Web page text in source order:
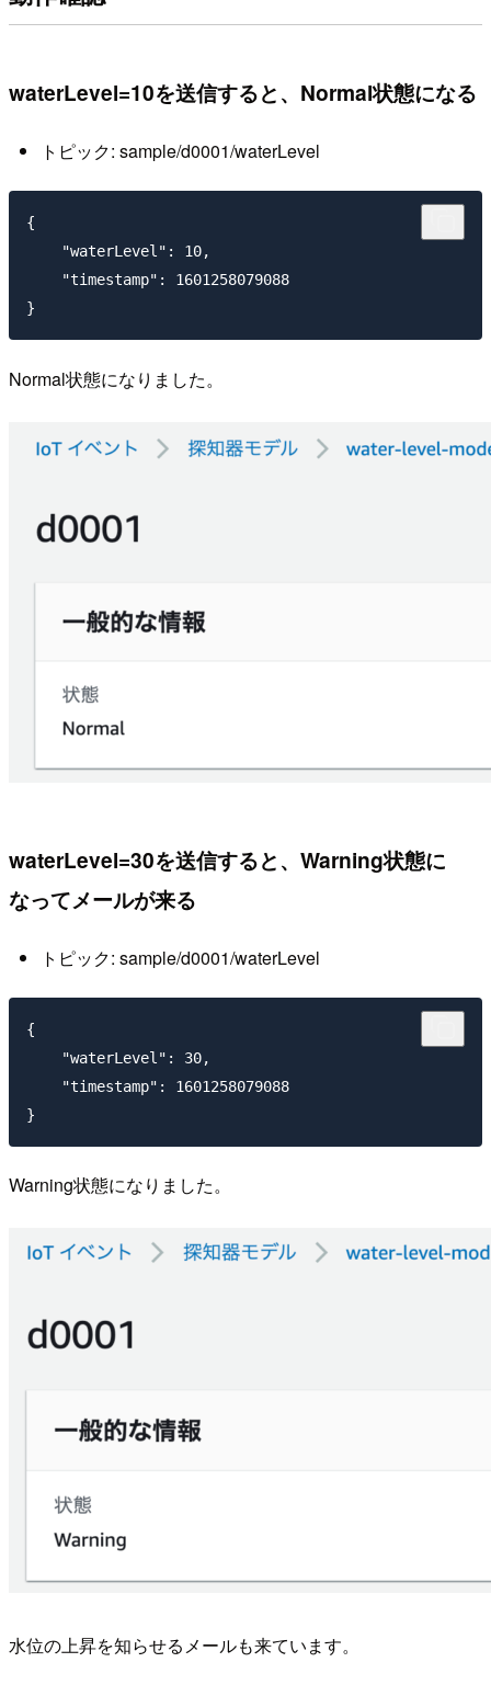
waterLevel=10を送信すると、Normal状態になる
トピック: sample/d0001/waterLevel
{
    "waterLevel": 10,
    "timestamp": 1601258079088
Normal状態になりました。
waterLevel=30を送信すると、Warning状態に
なってメールが来る
トピック: sample/d0001/waterLevel
{
    "waterLevel": 30,
    "timestamp": 1601258079088
Warning状態になりました。
水位の上昇を知らせるメールも来ています。